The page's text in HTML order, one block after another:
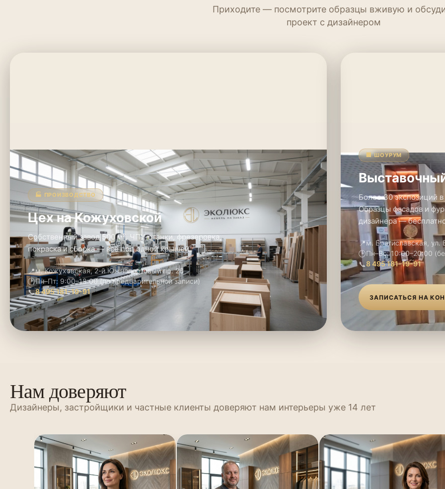
Приходите — посмотрите образцы вживую и
проект с дизайнером
🏭 ПРОИЗВОДСТВО
Цех на Кожуховской
Собственный завод 500 м². ЧПУ-станки, фрезеровка,
покраска и сборка — всё под одной крышей.
📍м. Кожуховская, 2-й Южнопортовый пр. 26
🕑Пн–Пт: 9:00–18:00 (по предварительной записи)
📞8 495 181-19-91
🏢 ШОУРУМ
Более 30 экспозиций
Образцы фасадов и
дизайнера —
📍м. Братиславская, ул.
🕑Пн–Вс: 10:00–20:00
📞8 495 181-19-91
ЗАПИСАТЬСЯ НА
Нам доверяют
Дизайнеры, застройщики и частные клиенты доверяют нам интерьеры уже 14 лет